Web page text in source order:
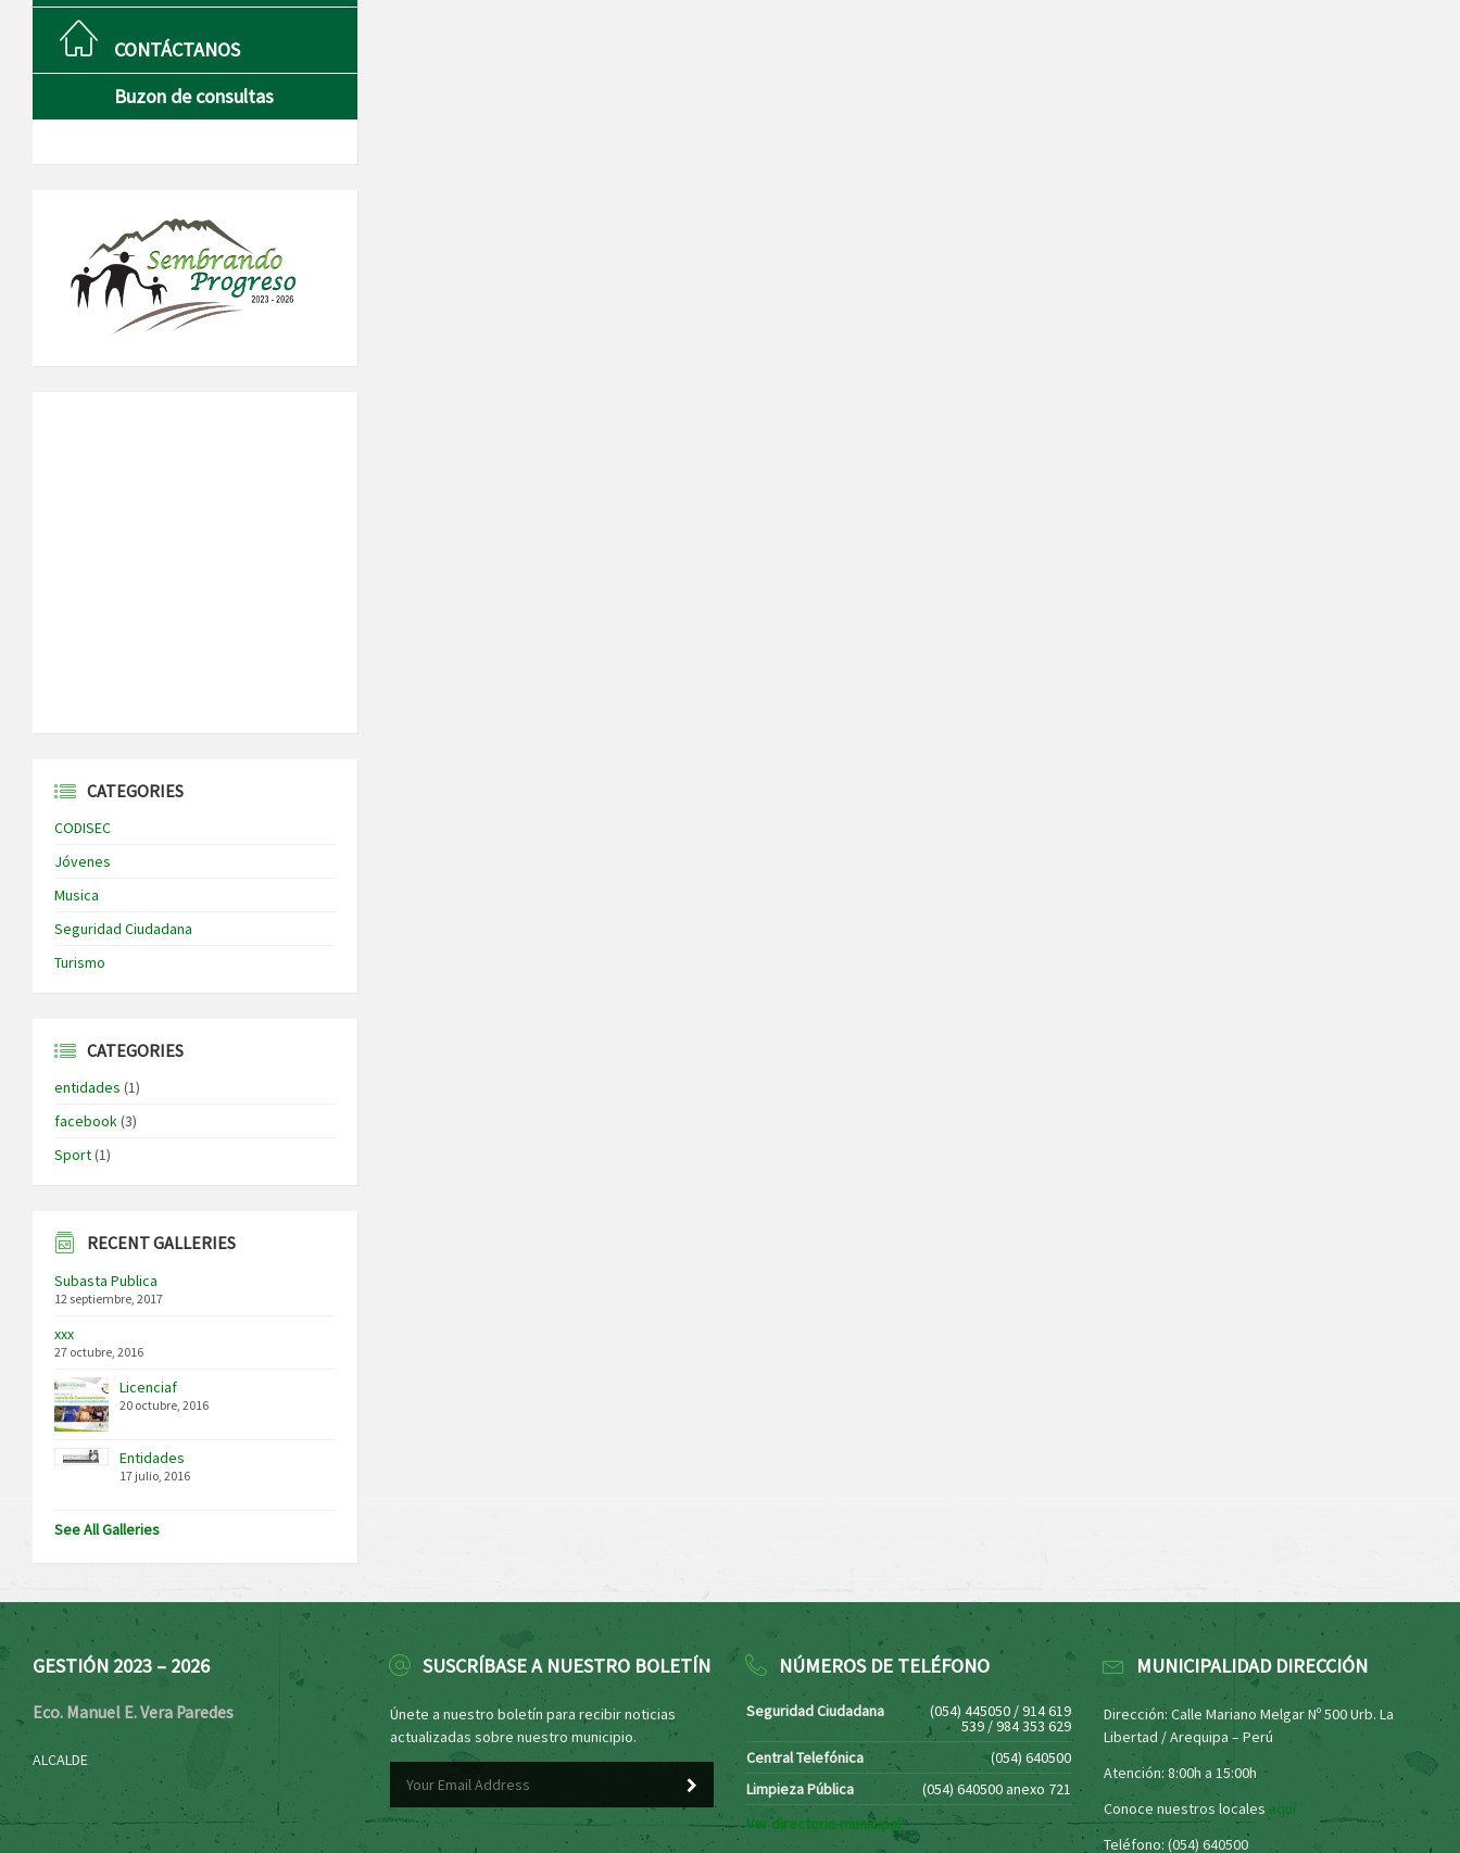
CONTÁCTANOS
Buzon de consultas
CATEGORIES
CODISEC
Jóvenes
Musica
Seguridad Ciudadana
Turismo
CATEGORIES
entidades (1)
facebook(3)
Sport(1)
RECENT GALLERIES
Subasta Publica
12 septiembre, 2017
xxx
27 octubre, 2016
Licenciaf
20 octubre, 2016
Entidades
17 julio, 2016
See All Galleries
GESTIÓN 2023 – 2026
Eco. Manuel E. Vera Paredes
ALCALDE
SUSCRÍBASE A NUESTRO BOLETÍN
Únete a nuestro boletín para recibir noticias
actualizadas sobre nuestro municipio.
NÚMEROS DE TELÉFONO
Seguridad Ciudadana (054) 445050 / 914 619
539 / 984 353 629
Central Telefónica
(054) 640500
Limpieza Pública
(054) 640500 anexo 721
Ver directorio municipal
MUNICIPALIDAD DIRECCIÓN
Dirección: Calle Mariano Melgar Nº 500 Urb. La
Libertad / Arequipa – Perú
Atención: 8:00h a 15:00h
Conoce nuestros locales aquí
Teléfono: (054) 640500